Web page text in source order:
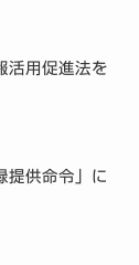
活用促進法を
提供命令」に